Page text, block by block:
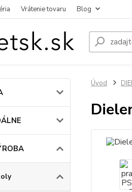
Vrátenie tovaru Blog
Úvod